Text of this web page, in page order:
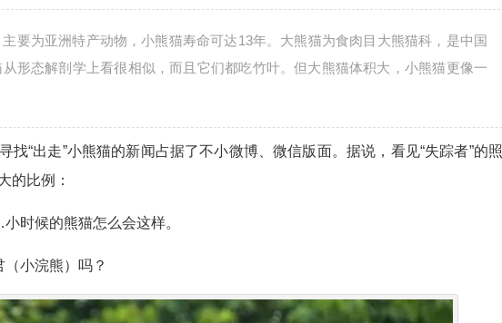
要为亚洲特产动物，小熊猫寿命可达13年。大熊猫为食肉目大熊猫科，是中国
形态解剖学上看很相似，而且它们都吃竹叶。但大熊猫体积大，小熊猫更像一
找“出走”小熊猫的新闻占据了不小微博、微信版面。据说，看见“失踪者”的照
的比例：
时候的熊猫怎么会这样。
小浣熊）吗？